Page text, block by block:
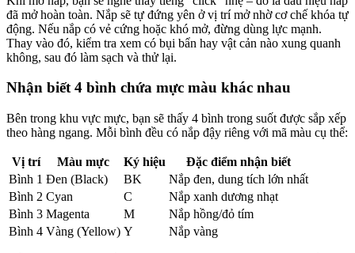
đã mở hoàn toàn. Nắp sẽ tự đứng yên ở vị trí mở nhờ cơ chế khóa tự
động. Nếu nắp có vẻ cứng hoặc khó mở, đừng dùng lực mạnh.
Thay vào đó, kiểm tra xem có bụi bẩn hay vật cản nào xung quanh
không, sau đó làm sạch và thử lại.
Nhận biết 4 bình chứa mực màu khác nhau
Bên trong khu vực mực, bạn sẽ thấy 4 bình trong suốt được sắp xếp
theo hàng ngang. Mỗi bình đều có nắp đậy riêng với mã màu cụ thể:
Vị trí Màu mực Ký hiệu
Đặc điểm nhận biết
Bình 1 Đen (Black) BK
Nắp đen, dung tích lớn nhất
Bình 2 Cyan C
Nắp xanh dương nhạt
Bình 3 Magenta M
Nắp hồng/đỏ tím
Bình 4 Vàng (Yellow) Y Nắp vàng